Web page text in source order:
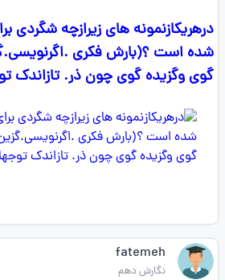
درهریکازنمونه های زیرازچه شگردی
شده است ؟(بارش فکری
گوی وگزیده گوی چون ذر. تازاندک
fatemeh
نگارش دهم